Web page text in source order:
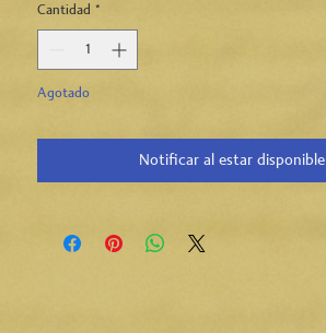
Cantidad *
Agotado
Notificar al estar disponible